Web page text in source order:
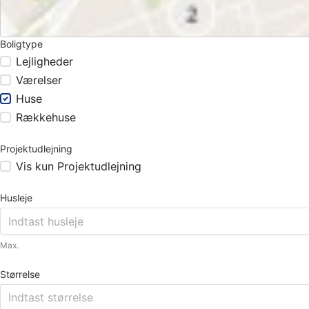
Boligtype
Lejligheder
Værelser
Huse
Rækkehuse
Projektudlejning
Vis kun Projektudlejning
Husleje
Max.
Størrelse